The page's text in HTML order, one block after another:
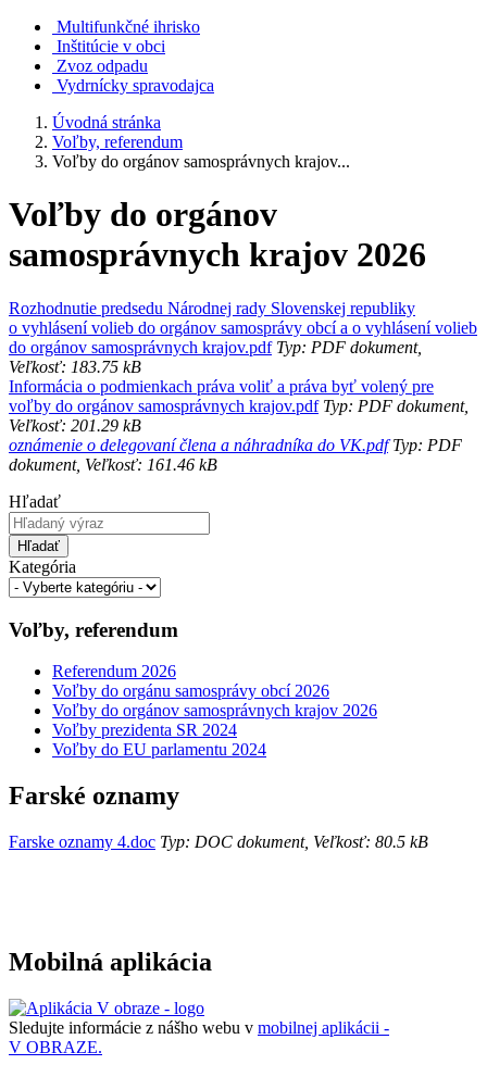
Multifunkčné ihrisko
Inštitúcie v obci
Zvoz odpadu
Vydrnícky spravodajca
Úvodná stránka
Voľby, referendum
Voľby do orgánov samosprávnych krajov...
Voľby do orgánov
samosprávnych krajov 2026
Rozhodnutie predsedu Národnej rady Slovenskej republiky
o vyhlásení volieb do orgánov samosprávy obcí a o vyhlásení volieb
do orgánov samosprávnych krajov.pdfTyp: PDF dokument,
Veľkosť: 183.75 kB
Informácia o podmienkach práva voliť a práva byť volený pre
voľby do orgánov samosprávnych krajov.pdfTyp: PDF dokument,
Veľkosť: 201.29 kB
oznámenie o delegovaní člena a náhradníka do VK.pdfTyp: PDF
dokument, Veľkosť: 161.46 kB
Hľadať
Hľadať
Kategória
Voľby, referendum
Referendum 2026
Voľby do orgánu samosprávy obcí 2026
Voľby do orgánov samosprávnych krajov 2026
Voľby prezidenta SR 2024
Voľby do EU parlamentu 2024
Farské oznamy
Farske oznamy 4.doc Typ: DOC dokument, Veľkosť: 80.5 kB
Mobilná aplikácia
Sledujte informácie z nášho webu v mobilnej aplikácii -
V OBRAZE.